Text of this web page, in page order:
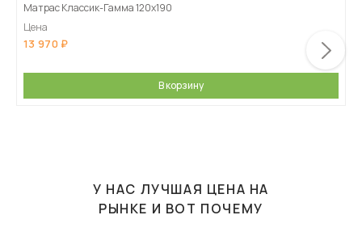
Матрас Классик-Гамма 120х190
Цена
13 970
В корзину
У НАС ЛУЧШАЯ ЦЕНА НА
РЫНКЕ И ВОТ ПОЧЕМУ